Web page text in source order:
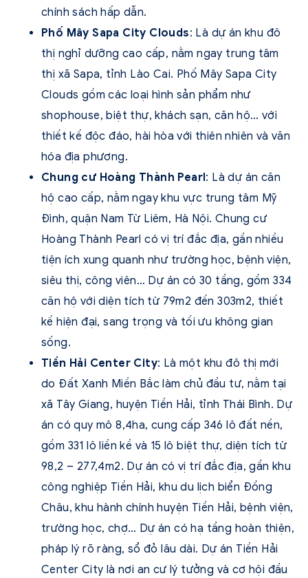
chính sách hấp dẫn.
Phố Mây Sapa City Clouds: Là dự án khu đô
thị nghỉ dưỡng cao cấp, nằm ngay trung tâm
thị xã Sapa, tỉnh Lào Cai. Phố Mây Sapa City
Clouds gồm các loại hình sản phẩm như
shophouse, biệt thự, khách sạn, căn hộ… với
thiết kế độc đáo, hài hòa với thiên nhiên và văn
hóa địa phương.
Chung cư Hoàng Thành Pearl: Là dự án căn
hộ cao cấp, nằm ngay khu vực trung tâm Mỹ
Đình, quận Nam Từ Liêm, Hà Nội. Chung cư
Hoàng Thành Pearl có vị trí đắc địa, gần nhiều
tiện ích xung quanh như trường học, bệnh viện,
siêu thị, công viên… Dự án có 30 tầng, gồm 334
căn hộ với diện tích từ 79m2 đến 303m2, thiết
kế hiện đại, sang trọng và tối ưu không gian
sống.
Tiền Hải Center City: Là một khu đô thị mới
do Đất Xanh Miền Bắc làm chủ đầu tư, nằm tại
xã Tây Giang, huyện Tiền Hải, tỉnh Thái Bình. Dự
án có quy mô 8,4ha, cung cấp 346 lô đất nền,
gồm 331 lô liền kề và 15 lô biệt thự, diện tích từ
98,2 – 277,4m2. Dự án có vị trí đắc địa, gần khu
công nghiệp Tiền Hải, khu du lịch biển Đồng
Châu, khu hành chính huyện Tiền Hải, bệnh viện,
trường học, chợ… Dự án có hạ tầng hoàn thiện,
pháp lý rõ ràng, sổ đỏ lâu dài. Dự án Tiền Hải
Center City là nơi an cư lý tưởng và cơ hội đầu